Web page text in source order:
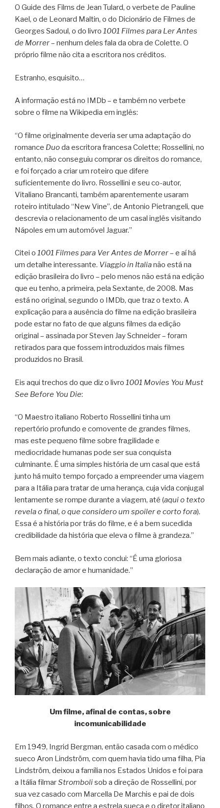
O Guide des Films de Jean Tulard, o verbete de Pauline
Kael, o de Leonard Maltin, o do Dicionário de Filmes de
Georges Sadoul, o do livro 1001 Filmes para Ler Antes
de Morrer– nenhum deles fala da obra de Colette. O
próprio filme não cita a escritora nos créditos.
Estranho, esquisito…
A informação está no IMDb – e também no verbete
sobre o filme na Wikipedia em inglês:
“O filme originalmente deveria ser uma adaptação do
romance Duoda escritora francesa Colette; Rossellini, no
entanto, não conseguiu comprar os direitos do romance,
e foi forçado a criar um roteiro que difere
suficientemente do livro. Rossellini e seu co-autor,
Vitaliano Brancanti, também aparentemente usaram
roteiro intitulado “New Vine”, de Antonio Pietrangeli, que
descrevia o relacionamento de um casal inglês visitando
Nápoles em um automóvel Jaguar.”
Citei o 1001 Filmes para Ver Antes de Morrer– e aí há
um detalhe interessante. Viaggio in Italianão está na
edição brasileira do livro – pelo menos não está na edição
que eu tenho, a primeira, pela Sextante, de 2008. Mas
está no original, segundo o IMDb, que traz o texto. A
explicação para a ausência do filme na edição brasileira
pode estar no fato de que alguns filmes da edição
original – assinada por Steven Jay Schneider – foram
retirados para que fossem introduzidos mais filmes
produzidos no Brasil.
Eis aqui trechos do que diz o livro 1001 Movies You Must
See Before You Die:
“O Maestro italiano Roberto Rossellini tinha um
repertório profundo e comovente de grandes filmes,
mas este pequeno filme sobre fragilidade e
mediocridade humanas pode ser sua conquista
culminante. É uma simples história de um casal que está
junto há muito tempo forçado a empreender uma viagem
para a Itália para tratar de uma herança, cuja vida conjugal
lentamente se rompe durante a viagem, até (aqui o texto
revela o final, o que considero um spoiler e corto fora).
Essa é a história por trás do filme, e é a bem sucedida
credibilidade da história que eleva o filme à grandeza.”
Bem mais adiante, o texto conclui: “É uma gloriosa
declaração de amor e humanidade.”
Um filme, afinal de contas, sobre
incomunicabilidade
Em 1949, Ingrid Bergman, então casada com o médico
sueco Aron Lindström, com quem havia tido uma filha, Pia
Lindström, deixou a família nos Estados Unidos e foi para
a Itália filmarStrombolisob a direção de Rossellini, por
sua vez casado com Marcella De Marchis e pai de dois
filhos. O romance entre a estrela sueca e o diretor italiano